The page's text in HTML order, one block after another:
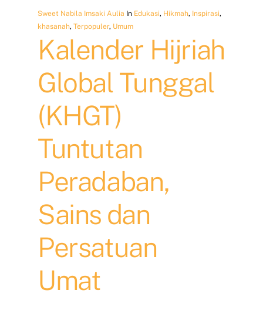
Sweet Nabila Imsaki Aulia In Edukasi, Hikmah, Inspirasi,
khasanah, Terpopuler, Umum
Kalender Hijriah
Global Tunggal
(KHGT)
Tuntutan
Peradaban,
Sains dan
Persatuan
Umat